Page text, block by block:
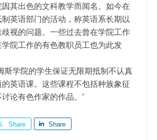
其出色的文科教学而闻名。如今在
英语部门的活动，称英语系长期以
视的问题。一些过去曾在学院工作
院工作的有色教职员工也为此发
斯学院的学生保证无限期抵制不认真
英语课。这些课程不包括种族象征
论有色作家的作品。”
Share Share